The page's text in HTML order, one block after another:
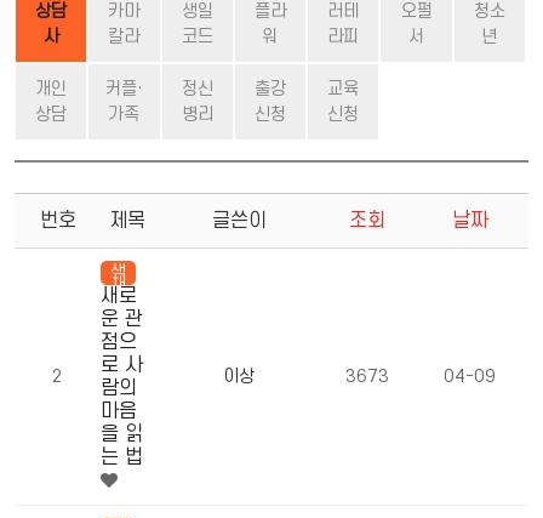
상담
사
카마
칼라
생일
코드
플라
워
러테
라피
오펄
서
청소
년
개인
상담
커플·
가족
정신
병리
출강
신청
교육
신청
번호 제목 글쓴이 조회 날짜
2
색
채
심
리
상
담
사
새로
운 관
점으
로 사
람의
마음
을 읽
는 법
이상 3673 04-09